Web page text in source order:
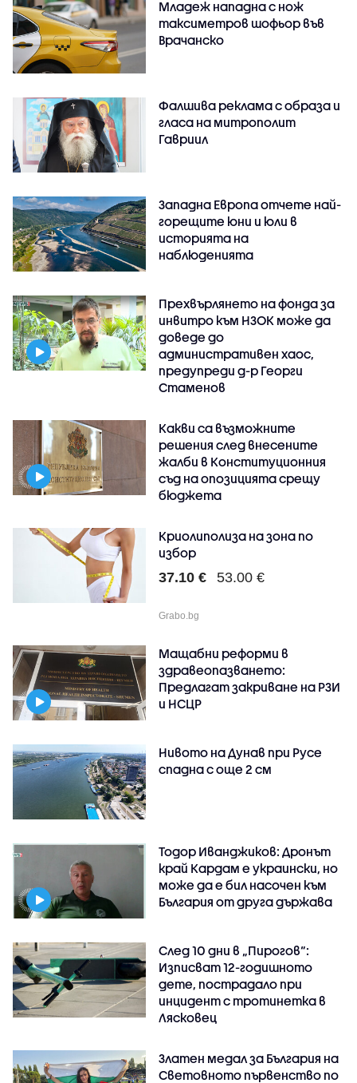
Младеж нападна с нож
таксиметров шофьор във
Врачанско
Фалшива реклама с образа и
гласа на митрополит
Гавриил
Западна Европа отчете най-
горещите юни и юли в
историята на
наблюденията
Прехвърлянето на фонда за
инвитро към НЗОК може да
доведе до
административен хаос,
предупреди д-р Георги
Стаменов
Какви са възможните
решения след внесените
жалби в Конституционния
съд на опозицията срещу
бюджета
Криолиполиза на зона по
избор
37.10 € 53.00 €
Grabo.bg
Мащабни реформи в
здравеопазването:
Предлагат закриване на РЗИ
и НСЦР
Нивото на Дунав при Русе
спадна с още 2 см
Тодор Иванджиков: Дронът
край Кардам е украински, но
може да е бил насочен към
България от друга държава
След 10 дни в „Пирогов“:
Изписват 12-годишното
дете, пострадало при
инцидент с тротинетка в
Лясковец
Златен медал за България на
Световното първенство по